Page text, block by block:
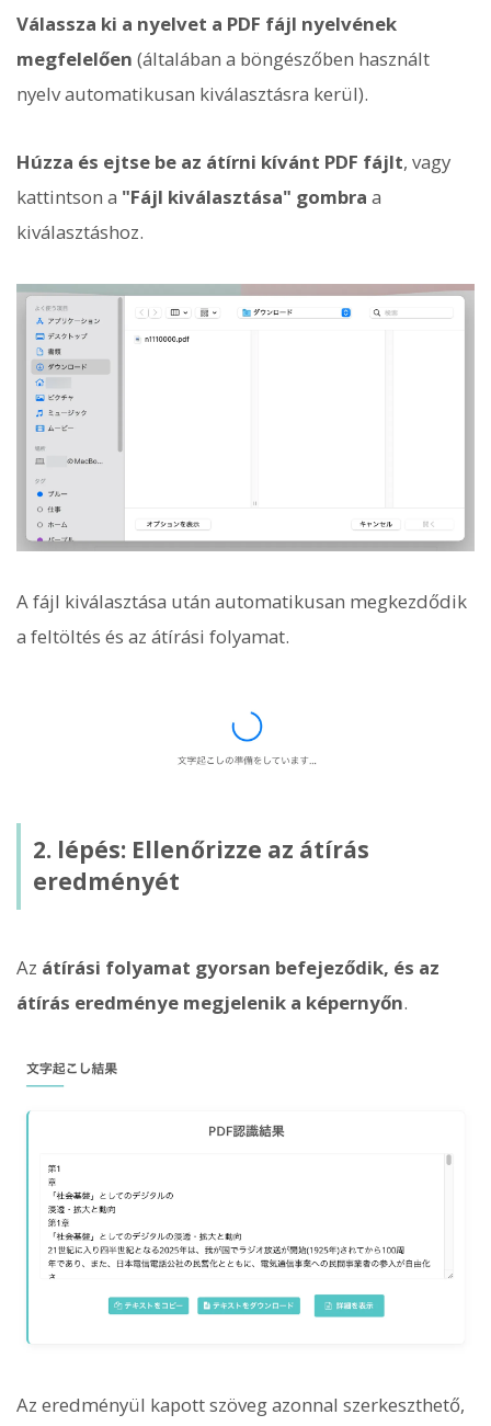
Válassza ki a nyelvet a PDF fájl nyelvének
megfelelően (általában a böngészőben használt
nyelv automatikusan kiválasztásra kerül).
Húzza és ejtse be az átírni kívánt PDF fájlt, vagy
kattintson a "Fájl kiválasztása" gombra a
kiválasztáshoz.
A fájl kiválasztása után automatikusan megkezdődik
a feltöltés és az átírási folyamat.
2. lépés: Ellenőrizze az átírás
eredményét
Az átírási folyamat gyorsan befejeződik, és az
átírás eredménye megjelenik a képernyőn.
Az eredményül kapott szöveg azonnal szerkeszthető,